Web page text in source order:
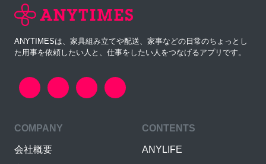
ANYTIMESは、家具組み立てや配送、家事などの日常のちょっとし
た用事を依頼したい人と、仕事をしたい人をつなげるアプリです。
COMPANY
会社概要
CONTENTS
ANYLIFE